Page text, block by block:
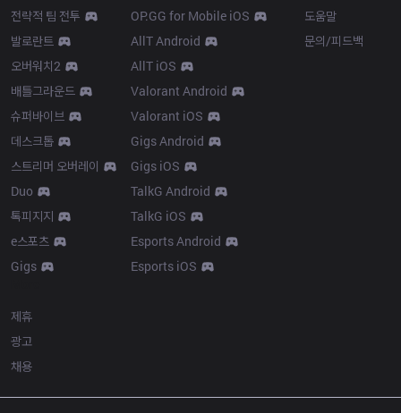
전략적 팀 전투
발로란트
오버워치2
배틀그라운드
슈퍼바이브
데스크톱
스트리머 오버레이
Duo
톡피지지
e스포츠
Gigs
OP.GG for Mobile iOS
AllT Android
AllT iOS
Valorant Android
Valorant iOS
Gigs Android
Gigs iOS
TalkG Android
TalkG iOS
Esports Android
Esports iOS
도움말
문의/피드백
제휴
광고
채용